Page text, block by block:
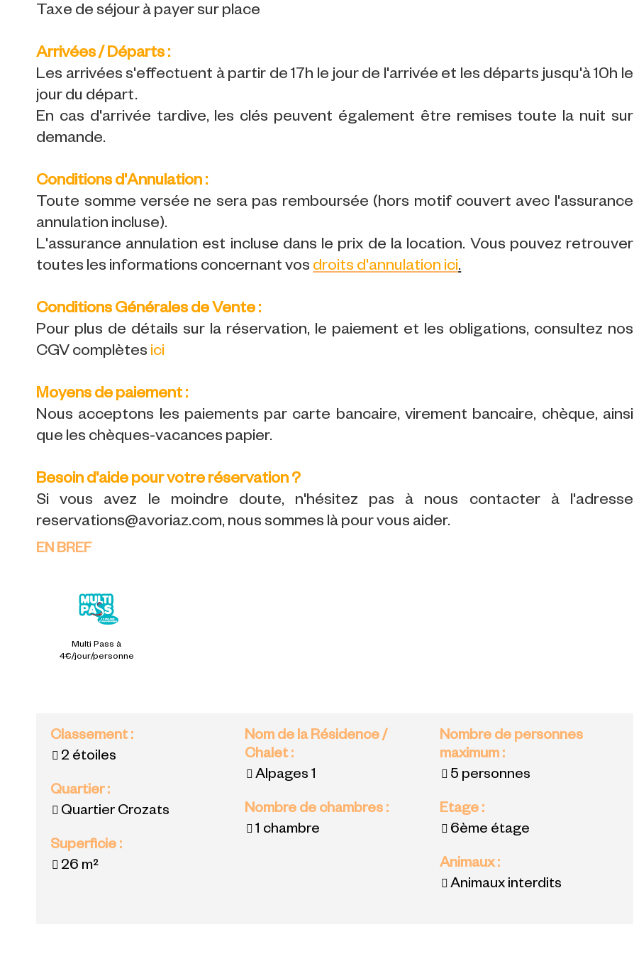
Taxe de séjour à payer sur place
Arrivées / Départs :
Les arrivées s'effectuent à partir de 17h le jour de l'arrivée et les départs jusqu'à 10h le
jour du départ.
En cas d'arrivée tardive, les clés peuvent également être remises toute la nuit sur
demande.
Conditions d'Annulation :
Toute somme versée ne sera pas remboursée (hors motif couvert avec l'assurance
annulation incluse).
L'assurance annulation est incluse dans le prix de la location. Vous pouvez retrouver
toutes les informations concernant vosdroits d'annulation ici.
Conditions Générales de Vente :
Pour plus de détails sur la réservation, le paiement et les obligations, consultez nos
CGV complètes ici
Moyens de paiement :
Nous acceptons les paiements par carte bancaire, virement bancaire, chèque, ainsi
que les chèques-vacances papier.
Besoin d'aide pour votre réservation ?
Si vous avez le moindre doute, n'hésitez pas à nous contacter à l'adresse
reservations@avoriaz.com, nous sommes là pour vous aider.
EN BREF
Multi Pass à
4€/jour/personne
Classement:
2 étoiles
Quartier:
Quartier Crozats
Superficie :
26 m²
Nom de la Résidence /
Chalet:
Alpages 1
Nombre de chambres :
1 chambre
Nombre de personnes
maximum :
5 personnes
Etage :
6ème étage
Animaux:
Animaux interdits